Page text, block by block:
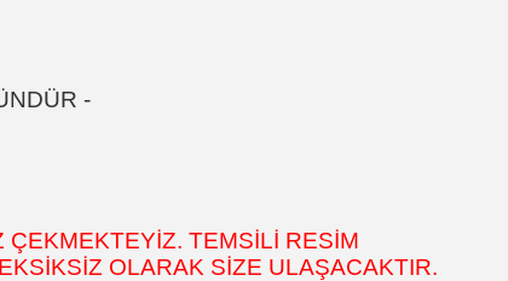
-
TEMSİLİ RESİM
OLARAK SİZE ULAŞACAKTIR.